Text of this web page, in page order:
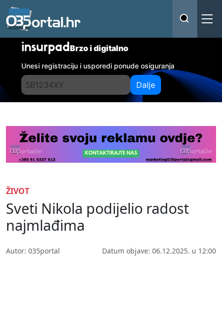
insurpadBrzo i digitalno
Unesi registraciju i usporedi ponude osiguranja
Dalje
ŽIVOT
Sveti Nikola podijelio radost
najmlađima
Autor: 035portal Datum objave: 06.12.2025. u 12:00